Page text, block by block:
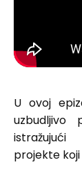
U ovoj
uzbudljivo
istražujući
projekte